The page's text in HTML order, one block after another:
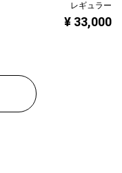
レギュラー
¥ 33,000